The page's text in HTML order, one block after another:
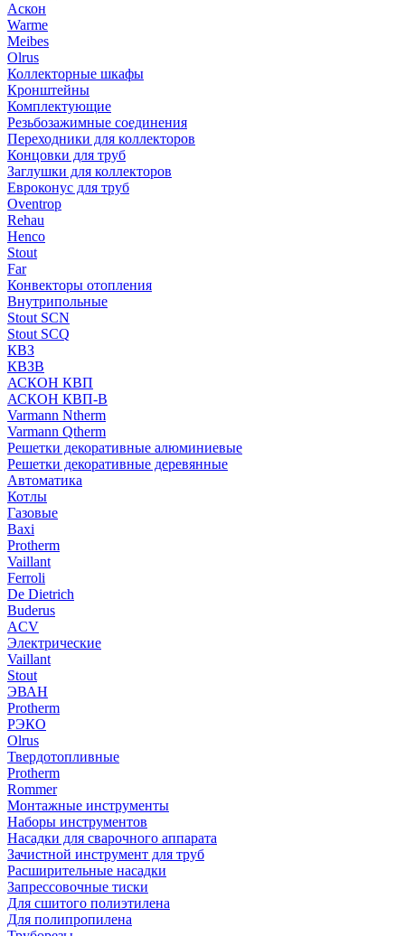
Аскон
Warme
Meibes
Olrus
Коллекторные шкафы
Кронштейны
Комплектующие
Резьбозажимные соединения
Переходники для коллекторов
Концовки для труб
Заглушки для коллекторов
Евроконус для труб
Oventrop
Rehau
Henco
Stout
Far
Конвекторы отопления
Внутрипольные
Stout SCN
Stout SCQ
КВЗ
КВЗВ
АСКОН КВП
АСКОН КВП-В
Varmann Ntherm
Varmann Qtherm
Решетки декоративные алюминиевые
Решетки декоративные деревянные
Автоматика
Котлы
Газовые
Baxi
Protherm
Vaillant
Ferroli
De Dietrich
Buderus
ACV
Электрические
Vaillant
Stout
ЭВАН
Protherm
РЭКО
Olrus
Твердотопливные
Protherm
Rommer
Монтажные инструменты
Наборы инструментов
Насадки для сварочного аппарата
Зачистной инструмент для труб
Расширительные насадки
Запрессовочные тиски
Для сшитого полиэтилена
Для полипропилена